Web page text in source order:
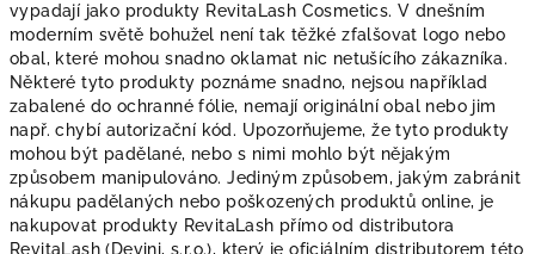
vypadají jako produkty RevitaLash Cosmetics. V dnešním
moderním světě bohužel není tak těžké zfalšovat logo nebo
obal, které mohou snadno oklamat nic netušícího zákazníka.
Některé tyto produkty poznáme snadno, nejsou například
zabalené do ochranné fólie, nemají originální obal nebo jim
např. chybí autorizační kód. Upozorňujeme, že tyto produkty
mohou být padělané, nebo s nimi mohlo být nějakým
způsobem manipulováno. Jediným způsobem, jakým zabránit
nákupu padělaných nebo poškozených produktů online, je
nakupovat produkty RevitaLash přímo od distributora
RevitaLash (Devini, s.r.o.), který je oficiálním distributorem této